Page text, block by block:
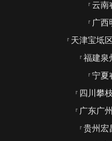
云南
广西
天津宝坻
福建泉
宁夏
四川攀
广东广
贵州宏